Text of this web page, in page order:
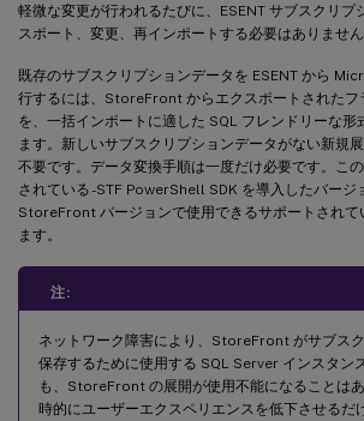
軽微な変更が行われるたびに、ESENT サブスクリプ
スポート、変更、再インポートする必要はありません
既存のサブスクリプションデータを ESENT から
行するには、StoreFront からエクスポートされたフ
を、一括インポートに適した SQL フレンドリーな形
ます。新しいサブスクリプションデータがない新規
不要です。データ変換手順は一度だけ必要です。こ
されている -STF PowerShell SDK を導入したバー
StoreFront バージョンで使用できるサポートされて
ます。
注:
ネットワーク障害により、StoreFront がサブス
保存するために使用する SQL Server インスタン
も、StoreFront の展開が使用不能になることは
時的にユーザーエクスペリエンスを低下させるだ